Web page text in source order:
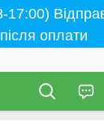
17:00)
після оплати